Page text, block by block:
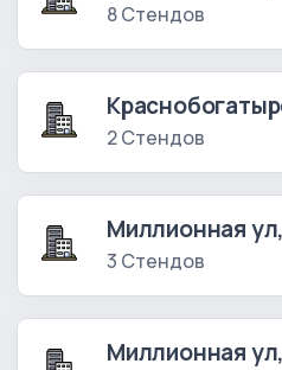
8 Стендов
2 Стендов
Миллионная
3 Стендов
Миллионная